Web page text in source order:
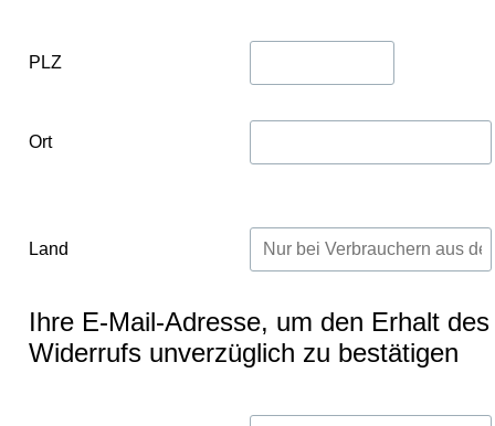
PLZ
Ort
Land
Ihre E-Mail-Adresse, um den Erhalt des
Widerrufs unverzüglich zu bestätigen